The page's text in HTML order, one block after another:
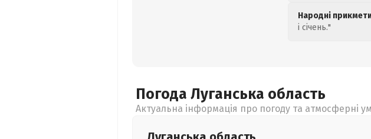
Народні
і січень."
Погода Луганська область
Актуальна інформація про погоду та атмосферні